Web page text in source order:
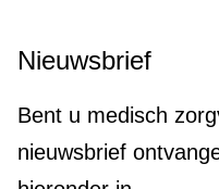
Nieuwsbrief
Bent u medisch
nieuwsbrief